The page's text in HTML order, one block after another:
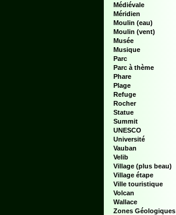
Médiévale
Méridien
Moulin (eau)
Moulin (vent)
Musée
Musique
Parc
Parc à thème
Phare
Plage
Refuge
Rocher
Statue
Summit
UNESCO
Université
Vauban
Velib
Village (plus beau)
Village étape
Ville touristique
Volcan
Wallace
Zones Géologiques